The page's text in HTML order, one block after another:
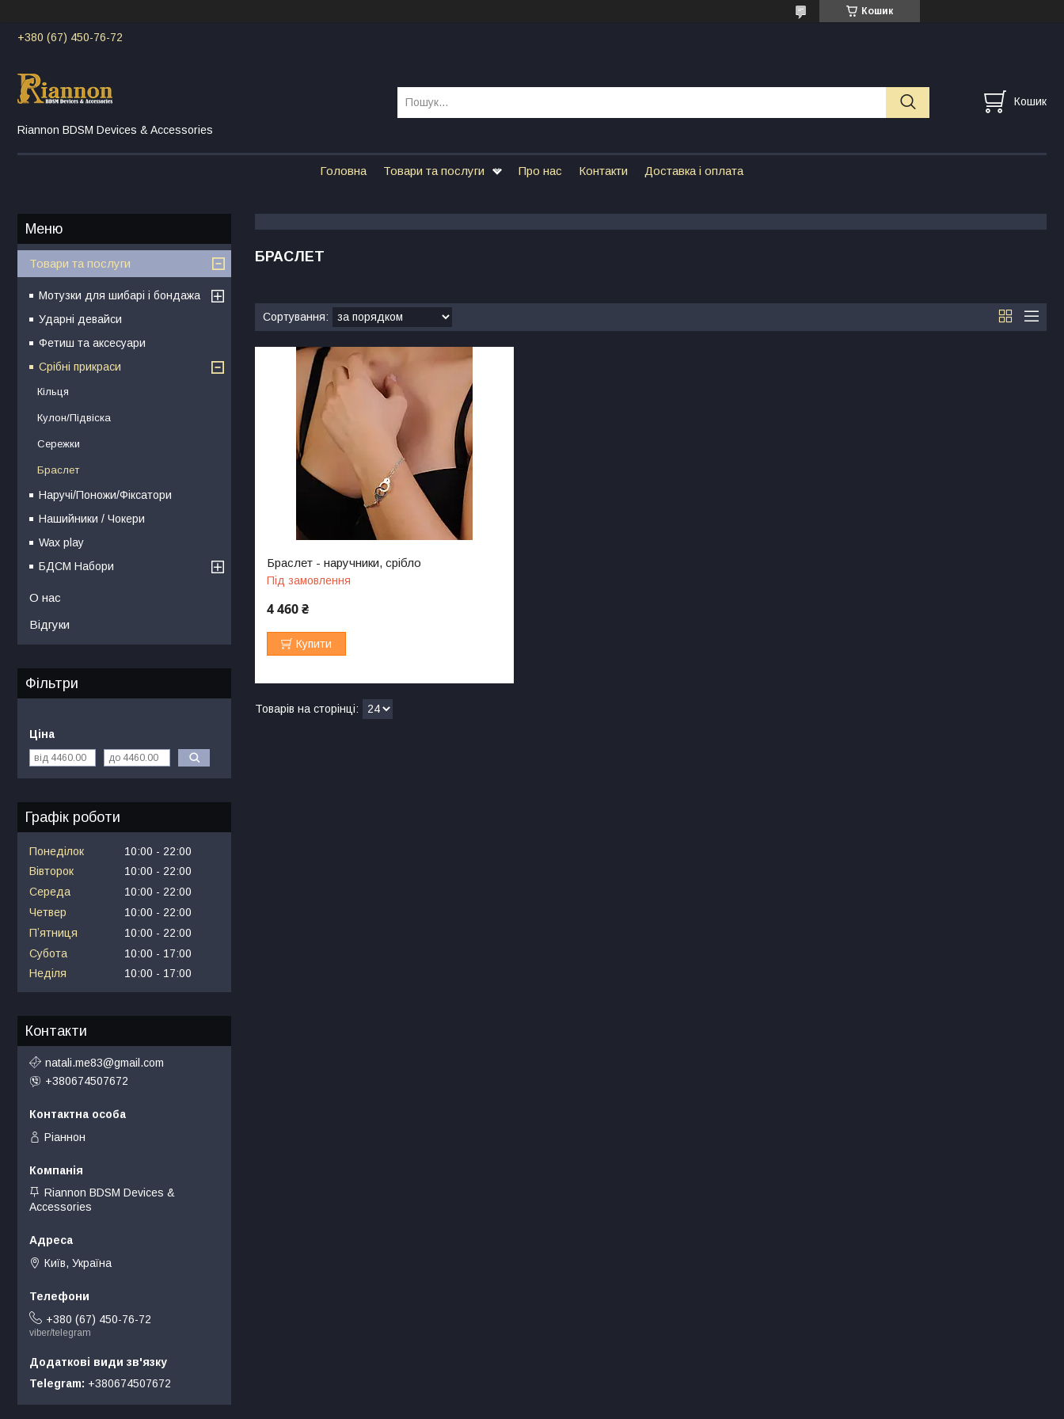
Кошик
+380 (67) 450-76-72
Riannon BDSM Devices & Accessories
Кошик
Головна Товари та послуги Про нас Контакти Доставка і оплата
БРАСЛЕТ
Браслет - наручники, срібло
Під замовлення
4 460 ₴
Купити
Товари та послуги
Мотузки для шибарі і бондажа
Ударні девайси
Фетиш та аксесуари
Срібні прикраси
Кільця
Кулон/Підвіска
Сережки
Браслет
Наручі/Поножи/Фіксатори
Нашийники / Чокери
Wax play
БДСМ Набори
О нас
Відгуки
Фільтри
Ціна
Графік роботи
Понеділок 10:00
22:00
Вівторок
10:00
22:00
Середа
10:00
22:00
Четвер
10:00
22:00
Пʼятниця
10:00
22:00
Субота
10:00
17:00
Неділя
10:00 17:00
Контакти
natali.me83@gmail.com
+380674507672
Ріаннон
Riannon BDSM Devices &
Accessories
Київ, Україна
+380 (67) 450-76-72
viber/telegram
Telegram +380674507672